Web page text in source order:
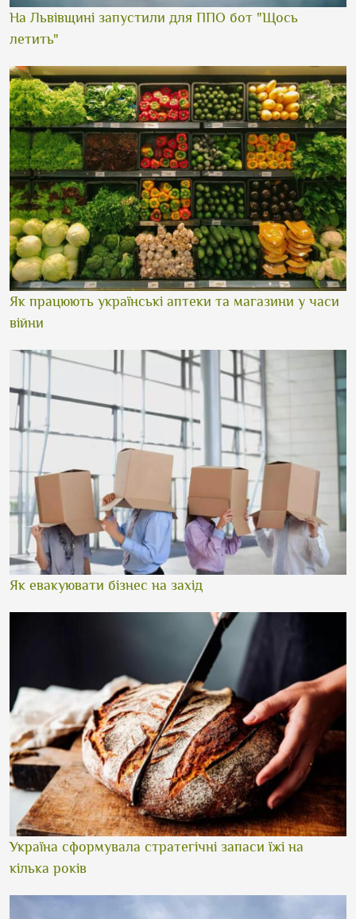
На Львівщині запустили для ППО бот "Щось
летить"
Як працюють українські аптеки та магазини у часи
війни
Як евакуювати бізнес на захід
Україна сформувала стратегічні запаси їжі на
кілька років